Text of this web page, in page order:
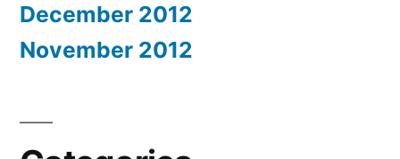
December 2012
November 2012